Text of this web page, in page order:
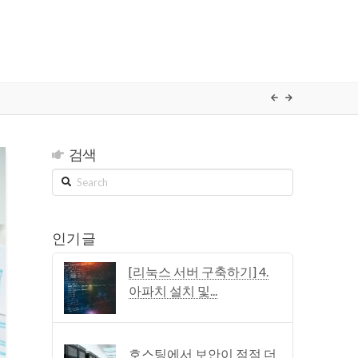
검색
Search
인기 글
[리눅스 서버 구축하기] 4.
아파치 설치 및...
호스팅에서 보안이 점점 더